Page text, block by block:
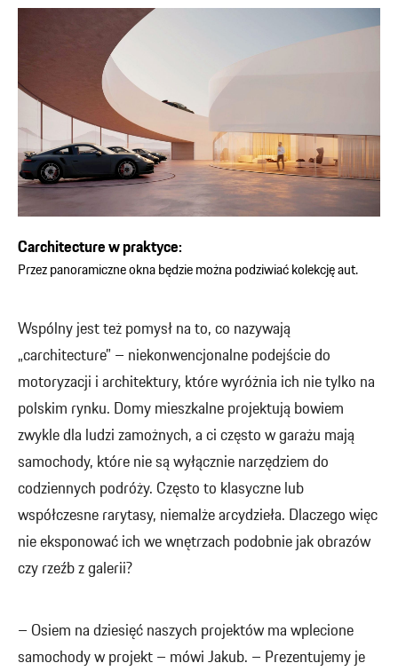
Carchitecture w praktyce:
Przez panoramiczne okna będzie można podziwiać kolekcję aut.
Wspólny jest też pomysł na to, co nazywają
„carchitecture” – niekonwencjonalne podejście do
motoryzacji i architektury, które wyróżnia ich nie tylko na
polskim rynku. Domy mieszkalne projektują bowiem
zwykle dla ludzi zamożnych, a ci często w garażu mają
samochody, które nie są wyłącznie narzędziem do
codziennych podróży. Często to klasyczne lub
współczesne rarytasy, niemalże arcydzieła. Dlaczego więc
nie eksponować ich we wnętrzach podobnie jak obrazów
czy rzeźb z galerii?
– Osiem na dziesięć naszych projektów ma wplecione
samochody w projekt – mówi Jakub. – Prezentujemy je